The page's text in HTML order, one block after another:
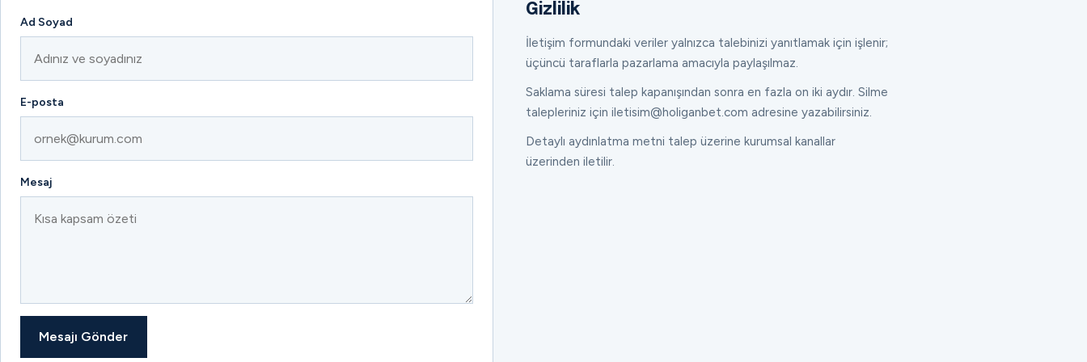
Ad Soyad
E-posta
Mesaj
Mesajı Gönder
Gizlilik
İletişim formundaki veriler yalnızca talebinizi yanıtlamak için işlenir;
üçüncü taraflarla pazarlama amacıyla paylaşılmaz.
Saklama süresi talep kapanışından sonra en fazla on iki aydır. Silme
talepleriniz için iletisim@holiganbet.com adresine yazabilirsiniz.
Detaylı aydınlatma metni talep üzerine kurumsal kanallar
üzerinden iletilir.